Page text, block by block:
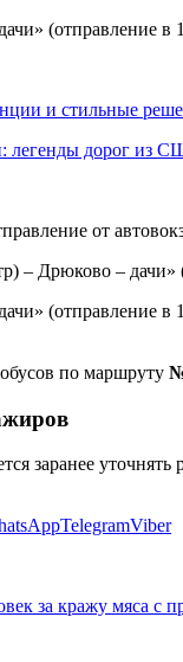
(отправление
и стильные
легенды дорог из
от
– Дрюково – дачи»
(отправление в
по маршруту №
заранее
TelegramViber
за кражу мяса с